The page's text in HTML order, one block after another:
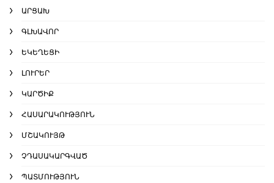
ԱՐՑԱԽ
ԳԼԽԱՎՈՐ
ԵԿԵՂԵՑԻ
ԼՈՒՐԵՐ
ԿԱՐԾԻՔ
ՀԱՍԱՐԱԿՈՒԹՅՈՒՆ
ՄՇԱԿՈՒՅԹ
ՉԴԱՍԱԿԱՐԳՎԱԾ
ՊԱՏՄՈՒԹՅՈՒՆ